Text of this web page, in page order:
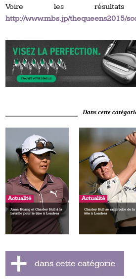
Voire les
http://www.mbs.jp/thequeens2015/
Dans cette
Actualité
Anna Huang et Charley Hull à la
bataille pour le titre à Londres
Actualité
Charley Hull se rapproche de la
tête à Londres